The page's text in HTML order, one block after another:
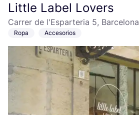
Little Label Lovers
Carrer de l'Esparteria 5, Barcelona
Ropa Accesorios